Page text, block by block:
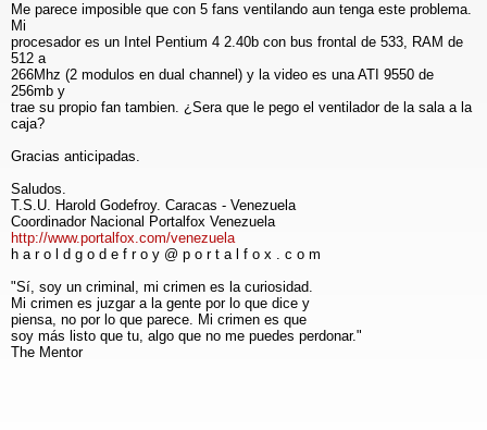
Me parece imposible que con 5 fans ventilando aun tenga este problema.
Mi
procesador es un Intel Pentium 4 2.40b con bus frontal de 533, RAM de
512 a
266Mhz (2 modulos en dual channel) y la video es una ATI 9550 de
256mb y
trae su propio fan tambien. ¿Sera que le pego el ventilador de la sala a la
caja?
Gracias anticipadas.
Saludos.
T.S.U. Harold Godefroy. Caracas - Venezuela
Coordinador Nacional Portalfox Venezuela
http://www.portalfox.com/venezuela
h a r o l d g o d e f r o y @ p o r t a l f o x . c o m
"Sí, soy un criminal, mi crimen es la curiosidad.
Mi crimen es juzgar a la gente por lo que dice y
piensa, no por lo que parece. Mi crimen es que
soy más listo que tu, algo que no me puedes perdonar."
The Mentor